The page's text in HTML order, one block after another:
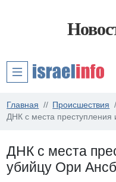
Главная
Происшествия
ДНК с места преступления
ДНК с места
убийцу Ори